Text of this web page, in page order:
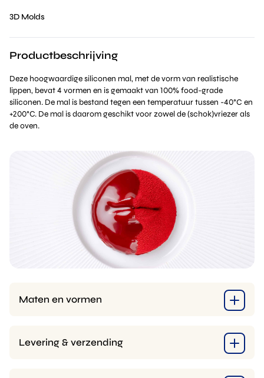
3D Molds
Productbeschrijving
Deze hoogwaardige siliconen mal, met de vorm van realistische
lippen, bevat 4 vormen en is gemaakt van 100% food-grade
siliconen. De mal is bestand tegen een temperatuur tussen -40°C en
+200°C. De mal is daarom geschikt voor zowel de (schok)vriezer als
de oven.
Maten en vormen
Levering & verzending